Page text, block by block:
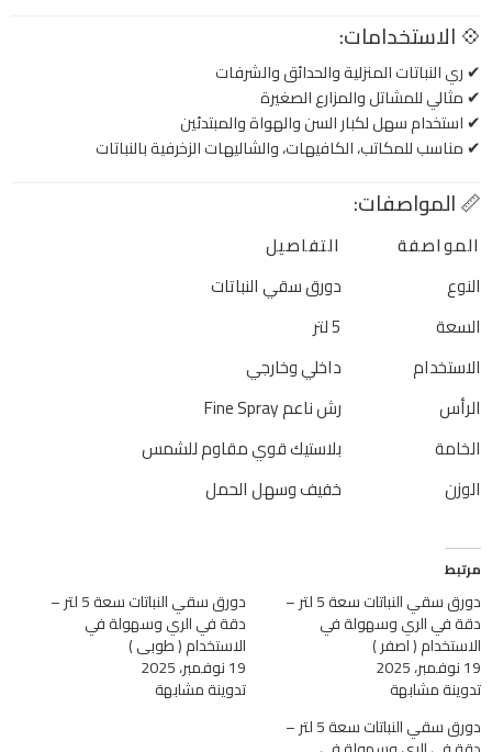
💠 الاستخدامات:
✔ ري النباتات المنزلية والحدائق والشرفات
✔ مثالي للمشاتل والمزارع الصغيرة
✔ استخدام سهل لكبار السن والهواة والمبتدئين
✔ مناسب للمكاتب، الكافيهات، والشاليهات الزخرفية بالنباتات
📏 المواصفات:
المواصفة
التفاصيل
النوع
دورق سقي النباتات
السعة
5 لتر
الاستخدام
داخلي وخارجي
الرأس
رش ناعم Fine Spray
الخامة
بلاستيك قوي مقاوم للشمس
الوزن
خفيف وسهل الحمل
مرتبط
دورق سقي النباتات سعة 5 لتر –
دقة في الري وسهولة في
الاستخدام ( اصفر )
19 نوفمبر، 2025
تدوينة مشابهة
دورق سقي النباتات سعة 5 لتر –
دقة في الري وسهولة في
الاستخدام ( طوبي )
19 نوفمبر، 2025
تدوينة مشابهة
دورق سقي النباتات سعة 5 لتر –